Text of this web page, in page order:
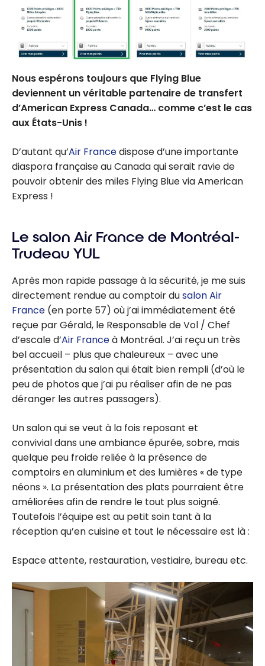
Nous espérons toujours que Flying Blue
deviennent un véritable partenaire de transfert
d’American Express Canada… comme c’est le cas
aux États-Unis !
D’autant qu’Air Francedispose d’une importante
diaspora française au Canada qui serait ravie de
pouvoir obtenir des miles Flying Blue via American
Express !
Le salon Air France de Montréal-
Trudeau YUL
Après mon rapide passage à la sécurité, je me suis
directement rendue au comptoir dusalon Air
France (en porte 57) où j’ai immédiatement été
reçue par Gérald, le Responsable de Vol / Chef
d’escale d’Air Franceà Montréal. J’ai reçu un très
bel accueil – plus que chaleureux – avec une
présentation du salon qui était bien rempli (d’où le
peu de photos que j’ai pu réaliser afin de ne pas
déranger les autres passagers).
Un salon qui se veut à la fois reposant et
convivial dans une ambiance épurée, sobre, mais
quelque peu froide reliée à la présence de
comptoirs en aluminium et des lumières « de type
néons ». La présentation des plats pourraient être
améliorées afin de rendre le tout plus soigné.
Toutefois l’équipe est au petit soin tant à la
réception qu’en cuisine et tout le nécessaire est là :
Espace attente, restauration, vestiaire, bureau etc.